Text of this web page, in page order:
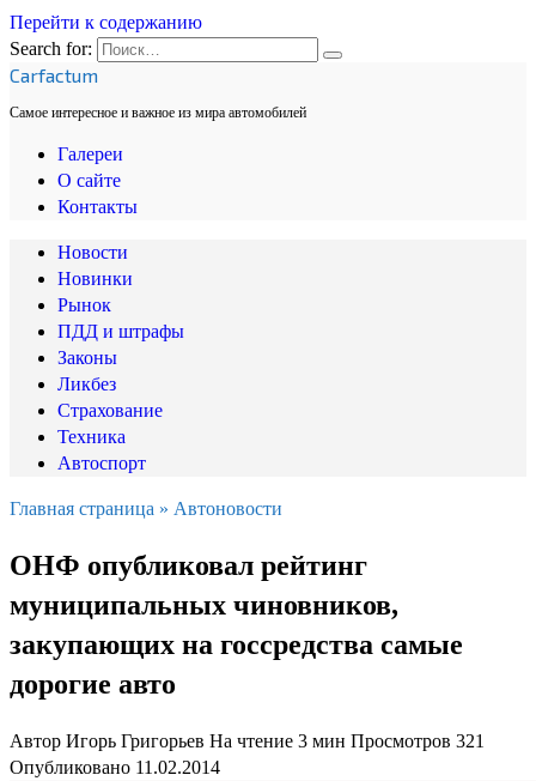
Перейти к содержанию
Search for:
Carfactum
Самое интересное и важное из мира автомобилей
Галереи
О сайте
Контакты
Новости
Новинки
Рынок
ПДД и штрафы
Законы
Ликбез
Страхование
Техника
Автоспорт
Главная страница » Автоновости
ОНФ опубликовал рейтинг
муниципальных чиновников,
закупающих на госсредства самые
дорогие авто
Автор Игорь Григорьев На чтение 3 мин Просмотров 321
Опубликовано 11.02.2014